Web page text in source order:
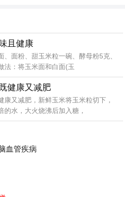
且健康
、面粉、甜玉米粒一碗、酵母粉5克、
法：将玉米面和白面(玉
健康又减肥
康又减肥，新鲜玉米将玉米粒切下，
的水，大火烧沸后加入糖，
血管疾病